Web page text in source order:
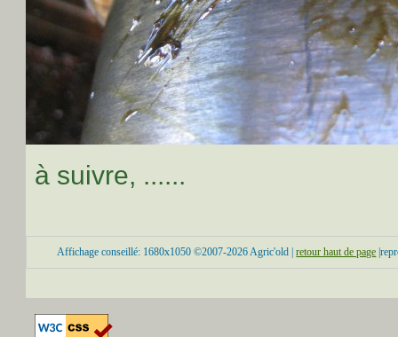
à suivre, ......
Affichage conseillé: 1680x1050 ©2007-2026 Agric'old |retour haut de page